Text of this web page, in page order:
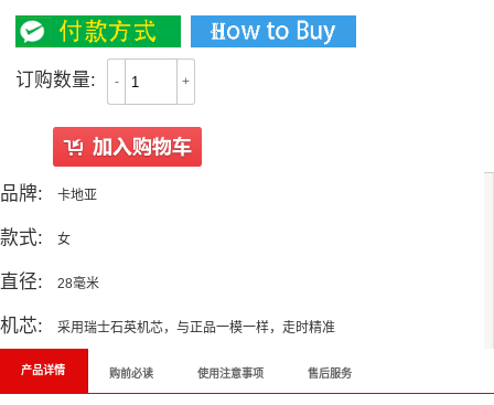
订购数量: - +
品牌: 卡地亚
款式: 女
直径: 28毫米
机芯: 采用瑞士石英机芯，与正品一模一样，走时精准
产品详情 购前必读 使用注意事项 售后服务